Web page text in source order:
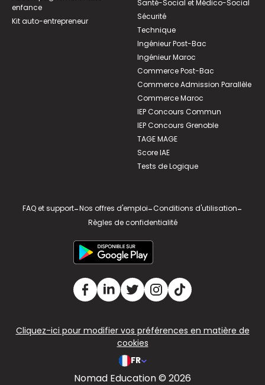
enfance
Kit auto-entrepreneur
Santé-Social et Médico-Social
Sécurité
Technique
Ingénieur Post-Bac
Ingénieur Maroc
Commerce Post-Bac
Commerce Admission Parallèle
Commerce Maroc
IEP Concours Commun
IEP Concours Grenoble
TAGE MAGE
Score IAE
Tests de Logique
FAQ et support-Nos offres d'emploi-Conditions d'utilisation-
Règles de confidentialité
Cliquez-ici pour modifier vos préférences en matière de
cookies
FR
Nomad Education © 2026